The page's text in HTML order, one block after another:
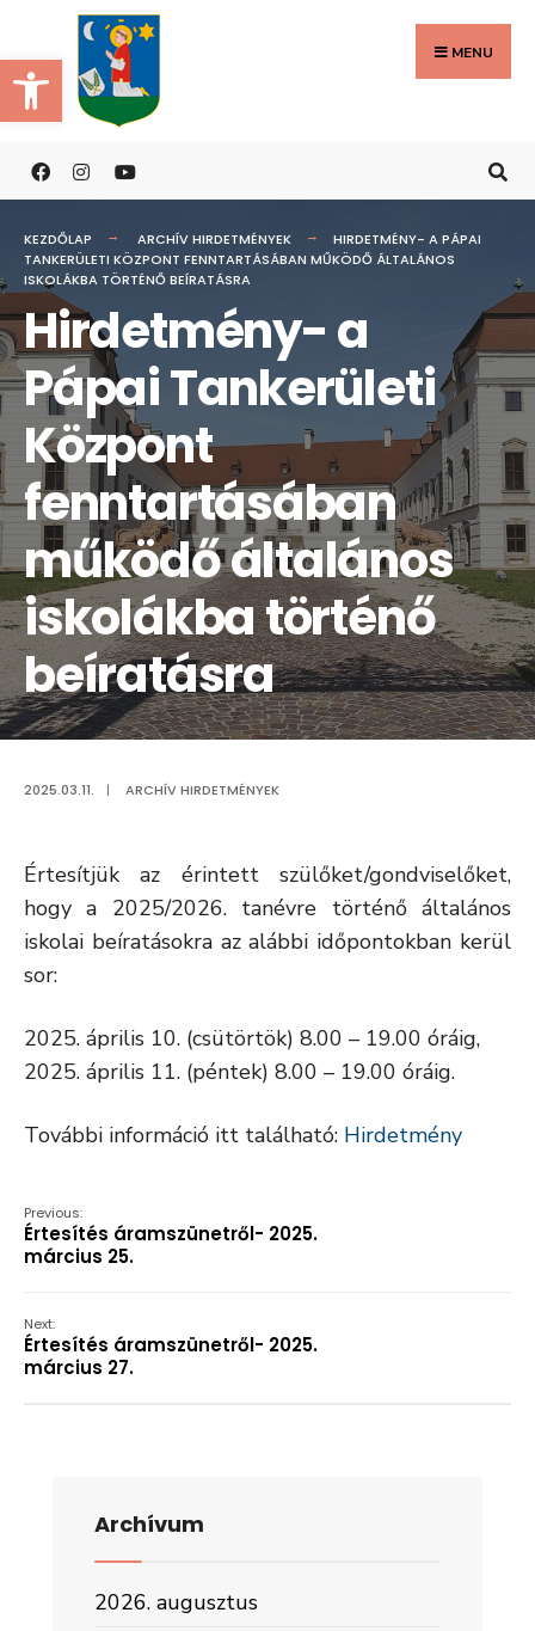
Eszköztár megnyitása
to
content
MENU
KEZDŐLAP ARCHÍV HIRDETMÉNYEK
HIRDETMÉNY- A PÁPAI
TANKERÜLETI KÖZPONT FENNTARTÁSÁBAN MŰKÖDŐ ÁLTALÁNOS
ISKOLÁKBA TÖRTÉNŐ BEÍRATÁSRA
Hirdetmény- a
Pápai Tankerületi
Központ
fenntartásában
működő általános
iskolákba történő
beíratásra
2025.03.11. | ARCHÍV HIRDETMÉNYEK
Értesítjük az érintett szülőket/gondviselőket,
hogy a 2025/2026. tanévre történő általános
iskolai beíratásokra az alábbi időpontokban kerül
sor:
2025. április 10. (csütörtök) 8.00 – 19.00 óráig,
2025. április 11. (péntek) 8.00 – 19.00 óráig.
További információ itt található: Hirdetmény
Previous:
Értesítés áramszünetről- 2025.
március 25.
Next:
Értesítés áramszünetről- 2025.
március 27.
Archívum
2026. augusztus
Search